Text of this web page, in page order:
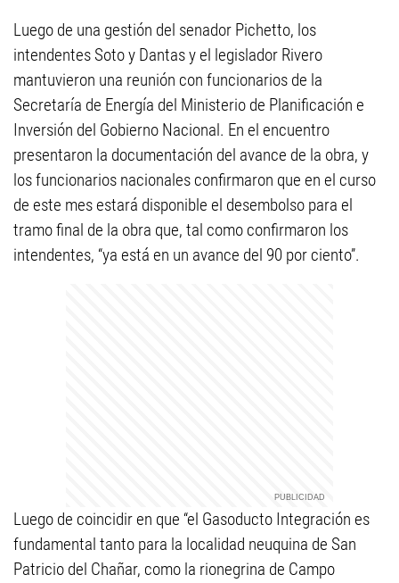
Luego de una gestión del senador Pichetto, los
intendentes Soto y Dantas y el legislador Rivero
mantuvieron una reunión con funcionarios de la
Secretaría de Energía del Ministerio de Planificación e
Inversión del Gobierno Nacional. En el encuentro
presentaron la documentación del avance de la obra, y
los funcionarios nacionales confirmaron que en el curso
de este mes estará disponible el desembolso para el
tramo final de la obra que, tal como confirmaron los
intendentes, “ya está en un avance del 90 por ciento”.
Luego de coincidir en que “el Gasoducto Integración es
fundamental tanto para la localidad neuquina de San
Patricio del Chañar, como la rionegrina de Campo